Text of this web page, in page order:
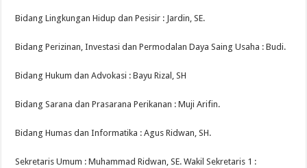
Bidang Lingkungan Hidup dan Pesisir : Jardin, SE.
Bidang Perizinan, Investasi dan Permodalan Daya Saing Usaha : Budi.
Bidang Hukum dan Advokasi : Bayu Rizal, SH
Bidang Sarana dan Prasarana Perikanan : Muji Arifin.
Bidang Humas dan Informatika : Agus Ridwan, SH.
Sekretaris Umum : Muhammad Ridwan, SE. Wakil Sekretaris 1 :